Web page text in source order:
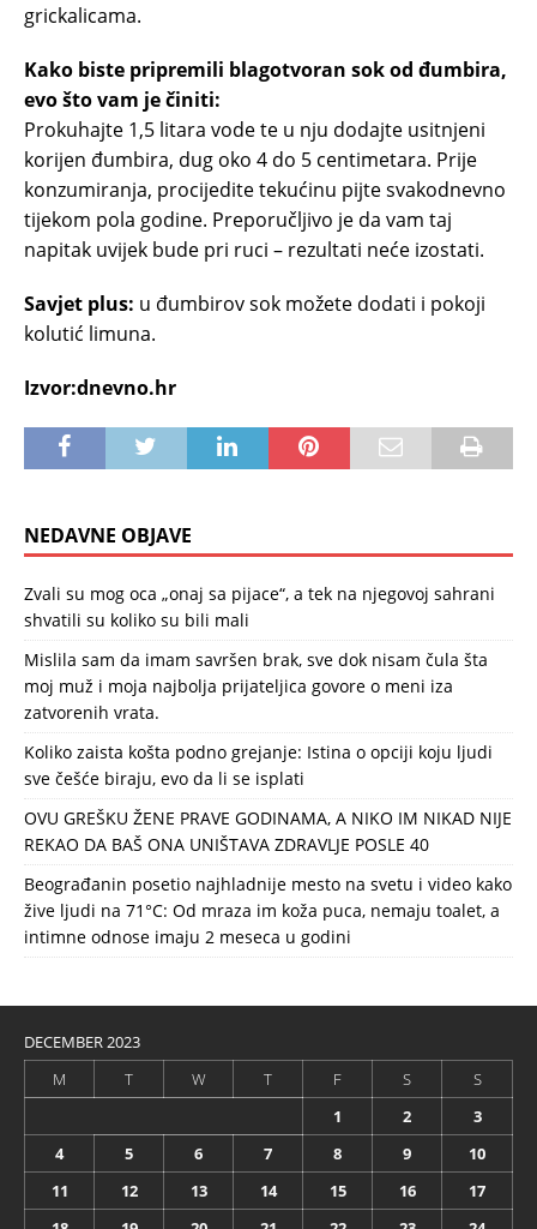
grickalicama.
Kako biste pripremili blagotvoran sok od đumbira,
evo što vam je činiti:
Prokuhajte 1,5 litara vode te u nju dodajte usitnjeni
korijen đumbira, dug oko 4 do 5 centimetara. Prije
konzumiranja, procijedite tekućinu pijte svakodnevno
tijekom pola godine. Preporučljivo je da vam taj
napitak uvijek bude pri ruci – rezultati neće izostati.
Savjet plus: u đumbirov sok možete dodati i pokoji
kolutić limuna.
Izvor:dnevno.hr
NEDAVNE OBJAVE
Zvali su mog oca „onaj sa pijace“, a tek na njegovoj sahrani
shvatili su koliko su bili mali
Mislila sam da imam savršen brak, sve dok nisam čula šta
moj muž i moja najbolja prijateljica govore o meni iza
zatvorenih vrata.
Koliko zaista košta podno grejanje: Istina o opciji koju ljudi
sve češće biraju, evo da li se isplati
OVU GREŠKU ŽENE PRAVE GODINAMA, A NIKO IM NIKAD NIJE
REKAO DA BAŠ ONA UNIŠTAVA ZDRAVLJE POSLE 40
Beograđanin posetio najhladnije mesto na svetu i video kako
žive ljudi na 71°C: Od mraza im koža puca, nemaju toalet, a
intimne odnose imaju 2 meseca u godini
DECEMBER 2023
M
T W T F S
S
1
2
3
4
5 6 7 8 9
10
11
12 13 14 15 16
17